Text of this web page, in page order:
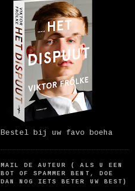
Bestel bij uw favo boeha
MAIL DE AUTEUR ( ALS U EEN
BOT OF SPAMMER BENT, DOE
DAN NOG IETS BETER UW BEST)